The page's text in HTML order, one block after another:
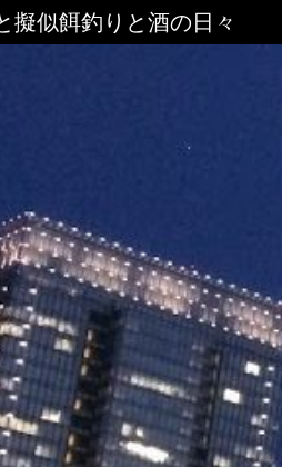
擬似餌釣りと酒の日々